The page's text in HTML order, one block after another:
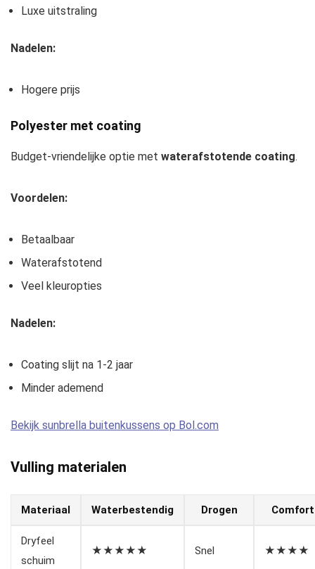
Luxe uitstraling
Nadelen:
Hogere prijs
Polyester met coating
Budget-vriendelijke optie met waterafstotende coating.
Voordelen:
Betaalbaar
Waterafstotend
Veel kleuropties
Nadelen:
Coating slijt na 1-2 jaar
Minder ademend
Bekijk sunbrella buitenkussens op Bol.com
Vulling materialen
Materiaal Waterbestendig Drogen Comfort
Dryfeel
schuim
★★★★★ Snel ★★★★